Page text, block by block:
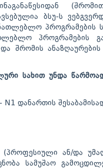
ბსუ-ს
პროგრამების
პროგრამების
შრომის
სახით უნდა
დანართის
(პროფესიული ან/და
სამუშაო